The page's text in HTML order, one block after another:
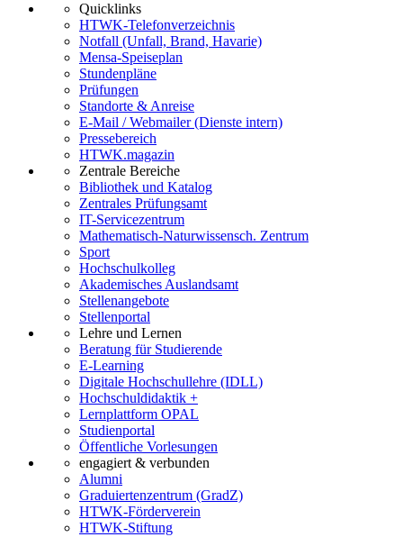
Quicklinks
HTWK-Telefonverzeichnis
Notfall (Unfall, Brand, Havarie)
Mensa-Speiseplan
Stundenpläne
Prüfungen
Standorte & Anreise
E-Mail / Webmailer (Dienste intern)
Pressebereich
HTWK.magazin
Zentrale Bereiche
Bibliothek und Katalog
Zentrales Prüfungsamt
IT-Servicezentrum
Mathematisch-Naturwissensch. Zentrum
Sport
Hochschulkolleg
Akademisches Auslandsamt
Stellenangebote
Stellenportal
Lehre und Lernen
Beratung für Studierende
E-Learning
Digitale Hochschullehre (IDLL)
Hochschuldidaktik +
Lernplattform OPAL
Studienportal
Öffentliche Vorlesungen
engagiert & verbunden
Alumni
Graduiertenzentrum (GradZ)
HTWK-Förderverein
HTWK-Stiftung